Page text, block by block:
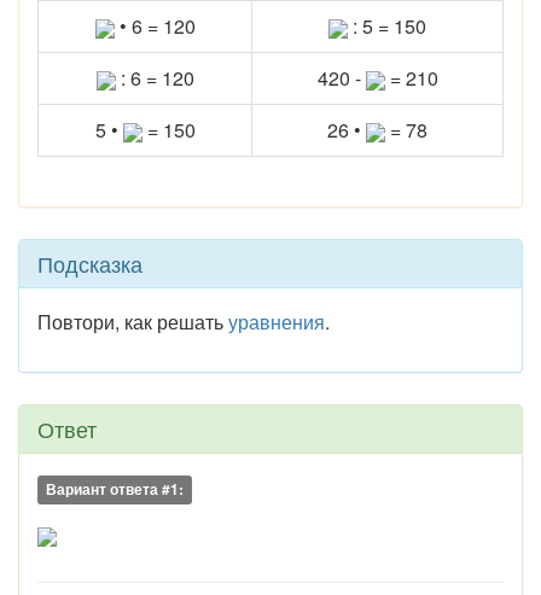
• 6 = 120
: 5 = 150
: 6 = 120
420 -
= 210
5 •
= 150 26 • = 78
Подсказка
Повтори, как решатьуравнения.
Ответ
Вариант ответа #1: